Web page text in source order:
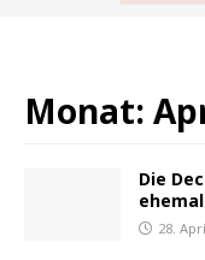
Monat:
Die
28.